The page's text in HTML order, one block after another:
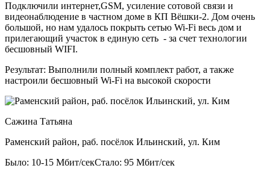
Подключили интернет,GSM, усиление сотовой связи и
видеонаблюдение в частном доме в КП Вёшки-2. Дом очень
большой, но нам удалось покрыть сетью Wi-Fi весь дом и
прилегающий участок в единую сеть - за счет технологии
бесшовный WIFI.
Результат: Выполнили полный комплект работ, а также
настроили бесшовный Wi-Fi на высокой скорости
Сажина Татьяна
Раменский район, раб. посёлок Ильинский, ул. Ким
Было: 10-15 Мбит/секСтало: 95 Мбит/сек